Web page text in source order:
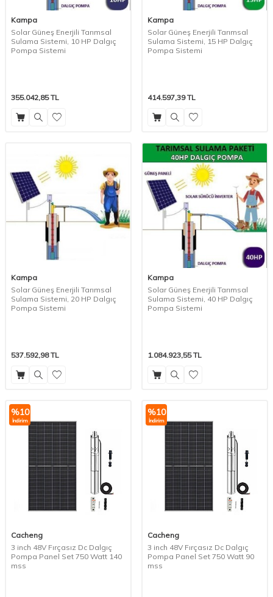
Kampa
Solar Güneş Enerjili Tarımsal
Sulama Sistemi, 10 HP Dalgıç
Pompa Sistemi
355.042,85TL
Kampa
Solar Güneş Enerjili Tarımsal
Sulama Sistemi, 15 HP Dalgıç
Pompa Sistemi
414.597,39TL
Kampa
Solar Güneş Enerjili Tarımsal
Sulama Sistemi, 20 HP Dalgıç
Pompa Sistemi
537.592,98TL
Kampa
Solar Güneş Enerjili Tarımsal
Sulama Sistemi, 40 HP Dalgıç
Pompa Sistemi
1.084.923,55TL
%10
İndirim
Cacheng
3 inch 48V Fırçasız Dc Dalgıç
Pompa Panel Set 750 Watt 140
mss
%10
İndirim
Cacheng
3 inch 48V Fırçasız Dc Dalgıç
Pompa Panel Set 750 Watt 90
mss